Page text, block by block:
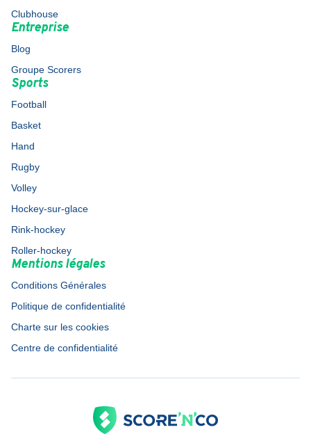
Clubhouse
Entreprise
Blog
Groupe Scorers
Sports
Football
Basket
Hand
Rugby
Volley
Hockey-sur-glace
Rink-hockey
Roller-hockey
Mentions légales
Conditions Générales
Politique de confidentialité
Charte sur les cookies
Centre de confidentialité